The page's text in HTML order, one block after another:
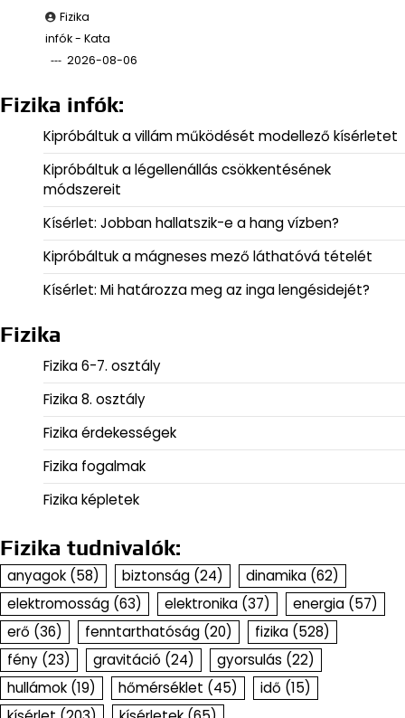
Fizika
infók - Kata
2026-08-06
Fizika infók:
Kipróbáltuk a villám működését modellező kísérletet
Kipróbáltuk a légellenállás csökkentésének
módszereit
Kísérlet: Jobban hallatszik-e a hang vízben?
Kipróbáltuk a mágneses mező láthatóvá tételét
Kísérlet: Mi határozza meg az inga lengésidejét?
Fizika
Fizika 6-7. osztály
Fizika 8. osztály
Fizika érdekességek
Fizika fogalmak
Fizika képletek
Fizika tudnivalók:
anyagok (58) biztonság (24) dinamika (62)
elektromosság (63) elektronika (37) energia (57)
erő (36) fenntarthatóság (20) fizika (528)
fény (23) gravitáció (24) gyorsulás (22)
hullámok (19) hőmérséklet (45) idő (15)